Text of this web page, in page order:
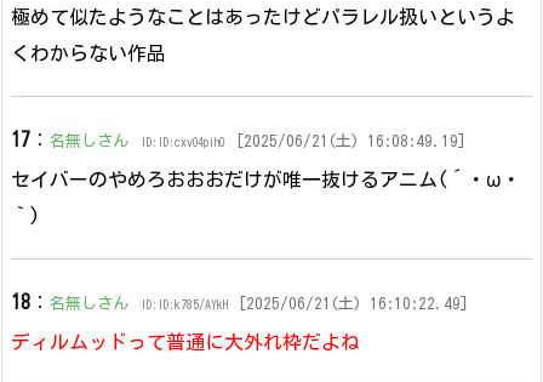
極めて似たようなことはあったけどパラレル扱いというよ
くわからない作品
17 ： 名無しさん ID:ID:cxvO4pih0 [2025/06/21(土) 16:08:49.19]
セイバーのやめろおおおだけが唯一抜けるアニム(´・ω・
｀)
18 ： 名無しさん ID:ID:k785/AYkH [2025/06/21(土) 16:10:22.49]
ディルムッドって普通に大外れ枠だよね